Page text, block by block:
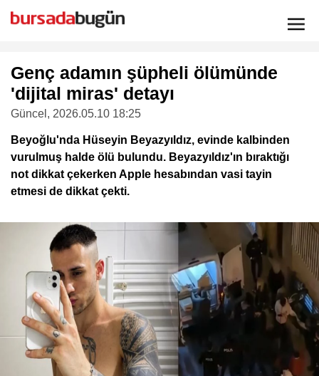
Genç adamın şüpheli ölümünde
'dijital miras' detayı
Güncel , 2026.05.10 18:25
Beyoğlu'nda Hüseyin Beyazyıldız, evinde kalbinden
vurulmuş halde ölü bulundu. Beyazyıldız'ın bıraktığı
not dikkat çekerken Apple hesabından vasi tayin
etmesi de dikkat çekti.